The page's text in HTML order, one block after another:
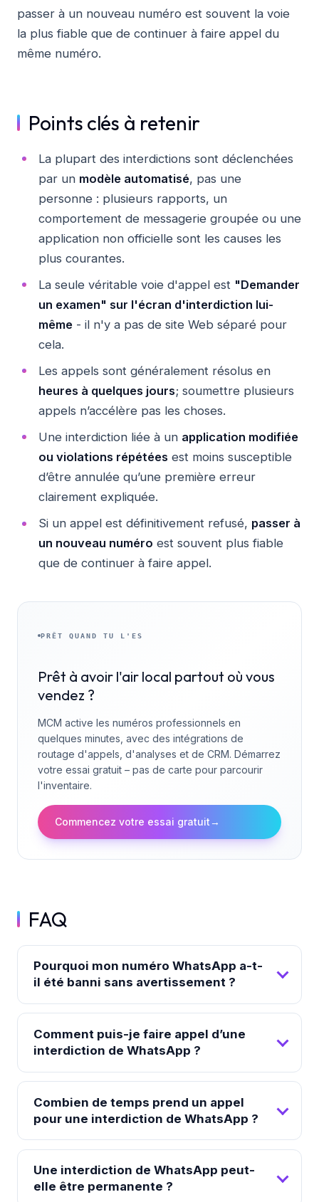
passer à un nouveau numéro est souvent la voie
la plus fiable que de continuer à faire appel du
même numéro.
Points clés à retenir
La plupart des interdictions sont déclenchées
par un modèle automatisé, pas une
personne : plusieurs rapports, un
comportement de messagerie groupée ou une
application non officielle sont les causes les
plus courantes.
La seule véritable voie d'appel est "Demander
un examen" sur l'écran d'interdiction lui-
même- il n'y a pas de site Web séparé pour
cela.
Les appels sont généralement résolus en
heures à quelques jours; soumettre plusieurs
appels n’accélère pas les choses.
Une interdiction liée à un application modifiée
ou violations répétées est moins susceptible
d’être annulée qu’une première erreur
clairement expliquée.
Si un appel est définitivement refusé, passer à
un nouveau numéro est souvent plus fiable
que de continuer à faire appel.
PRÊT QUAND TU L'ES
Prêt à avoir l'air local partout où vous
vendez ?
MCM active les numéros professionnels en
quelques minutes, avec des intégrations de
routage d'appels, d'analyses et de CRM. Démarrez
votre essai gratuit – pas de carte pour parcourir
l'inventaire.
Commencez votre essai gratuit →
FAQ
Pourquoi mon numéro WhatsApp a-t-
il été banni sans avertissement ?
Comment puis-je faire appel d’une
interdiction de WhatsApp ?
Combien de temps prend un appel
pour une interdiction de WhatsApp ?
Une interdiction de WhatsApp peut-
elle être permanente ?